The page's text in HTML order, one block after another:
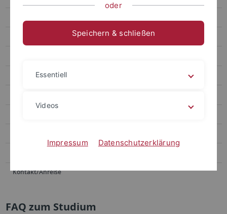
Schülerlabor TüChemLab
Kontakt/Anreise
FAQ zum Studium
oder
Speichern & schließen
Essentiell
Videos
Impressum Datenschutzerklärung